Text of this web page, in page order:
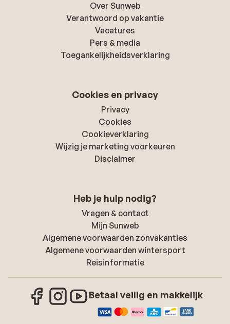
Over Sunweb
Verantwoord op vakantie
Vacatures
Pers & media
Toegankelijkheidsverklaring
Cookies en privacy
Privacy
Cookies
Cookieverklaring
Wijzig je marketing voorkeuren
Disclaimer
Heb je hulp nodig?
Vragen & contact
Mijn Sunweb
Algemene voorwaarden zonvakanties
Algemene voorwaarden wintersport
Reisinformatie
Betaal veilig en makkelijk